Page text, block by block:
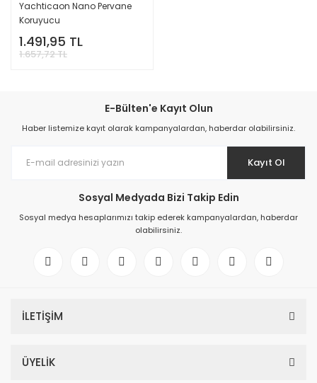
Yachticaon Nano Pervane
Koruyucu
1.491,95 TL
1.657,72 TL
E-Bülten'e Kayıt Olun
Haber listemize kayıt olarak kampanyalardan, haberdar olabilirsiniz.
Kayıt Ol
Sosyal Medyada Bizi Takip Edin
Sosyal medya hesaplarımızı takip ederek kampanyalardan, haberdar
olabilirsiniz.
İLETİŞİM
ÜYELİK